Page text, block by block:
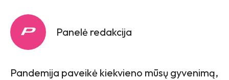
Panelė redakcija
Pandemija paveikė kiekvieno mūsų gyvenimą,